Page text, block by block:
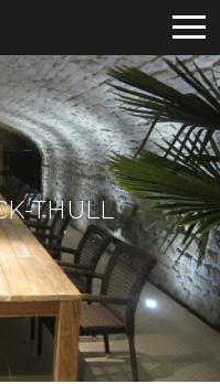
THULL